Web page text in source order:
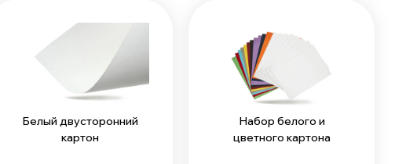
Белый двусторонний
картон
Набор белого и
цветного картона